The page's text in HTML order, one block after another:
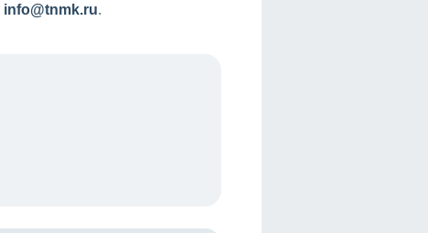
info@tnmk.ru.